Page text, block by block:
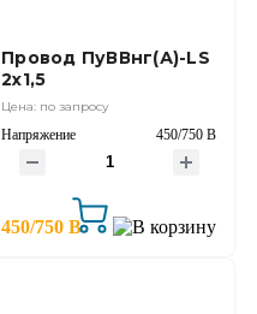
450/750 В
Провод ПуВВнг(А)-LS
2х1,5
Цена: по запросу
Напряжение 450/750 В